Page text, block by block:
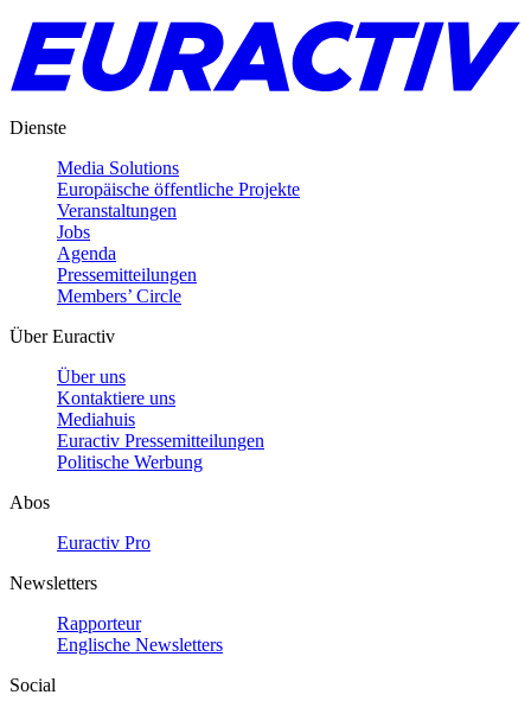
Dienste
Media Solutions
Europäische öffentliche Projekte
Veranstaltungen
Jobs
Agenda
Pressemitteilungen
Members’ Circle
Über Euractiv
Über uns
Kontaktiere uns
Mediahuis
Euractiv Pressemitteilungen
Politische Werbung
Abos
Euractiv Pro
Newsletters
Rapporteur
Englische Newsletters
Social